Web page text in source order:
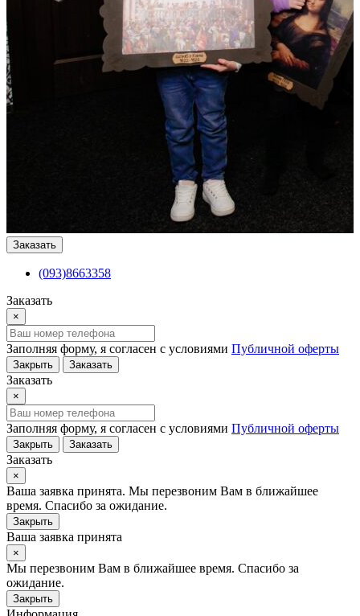
Заказать
(093)8663358
Заказать
×
Заполняя форму, я согласен с условиями Публичной оферты
Закрыть Заказать
Заказать
×
Заполняя форму, я согласен с условиями Публичной оферты
Закрыть Заказать
Заказать
×
Ваша заявка принята. Мы перезвоним Вам в ближайшее
время. Спасибо за ожидание.
Закрыть
Ваша заявка принята
×
Мы перезвоним Вам в ближайшее время. Спасибо за
ожидание.
Закрыть